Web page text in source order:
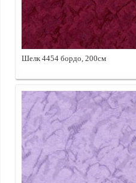
Шелк 4454 бордо, 200см